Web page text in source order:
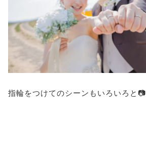
指輪をつけてのシーンもいろいろと📷